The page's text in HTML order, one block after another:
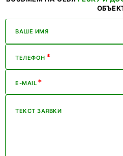
ВАШЕ ИМЯ
ТЕЛЕФОН *
E-MAIL *
ТЕКСТ ЗАЯВКИ